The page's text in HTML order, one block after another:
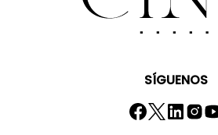
SÍGUENOS